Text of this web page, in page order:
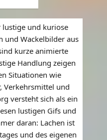
und kuriose
und Wackelbilder aus
kurze animierte
Handlung zeigen
Situationen wie
Verkehrsmittel und
versteht sich als ein
lustigen Gifs und
daran: Lachen ist
und des eigenen